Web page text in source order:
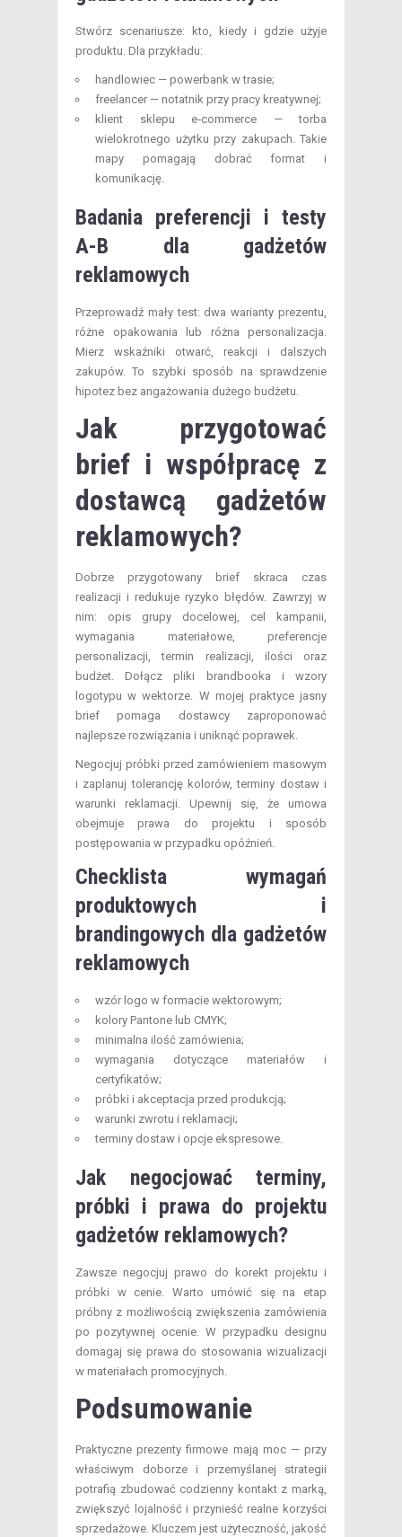
Stwórz scenariusze: kto, kiedy i gdzie użyje
produktu. Dla przykładu:
handlowiec — powerbank w trasie;
freelancer — notatnik przy pracy kreatywnej;
klient sklepu e‑commerce — torba
wielokrotnego użytku przy zakupach. Takie
mapy pomagają dobrać format i
komunikację.
Badania preferencji i testy
A-B dla gadżetów
reklamowych
Przeprowadź mały test: dwa warianty prezentu,
różne opakowania lub różna personalizacja.
Mierz wskaźniki otwarć, reakcji i dalszych
zakupów. To szybki sposób na sprawdzenie
hipotez bez angażowania dużego budżetu.
Jak przygotować
brief i współpracę z
dostawcą gadżetów
reklamowych?
Dobrze przygotowany brief skraca czas
realizacji i redukuje ryzyko błędów. Zawrzyj w
nim: opis grupy docelowej, cel kampanii,
wymagania materiałowe, preferencje
personalizacji, termin realizacji, ilości oraz
budżet. Dołącz pliki brandbooka i wzory
logotypu w wektorze. W mojej praktyce jasny
brief pomaga dostawcy zaproponować
najlepsze rozwiązania i uniknąć poprawek.
Negocjuj próbki przed zamówieniem masowym
i zaplanuj tolerancję kolorów, terminy dostaw i
warunki reklamacji. Upewnij się, że umowa
obejmuje prawa do projektu i sposób
postępowania w przypadku opóźnień.
Checklista wymagań
produktowych i
brandingowych dla gadżetów
reklamowych
wzór logo w formacie wektorowym;
kolory Pantone lub CMYK;
minimalna ilość zamówienia;
wymagania dotyczące materiałów i
certyfikatów;
próbki i akceptacja przed produkcją;
warunki zwrotu i reklamacji;
terminy dostaw i opcje ekspresowe.
Jak negocjować terminy,
próbki i prawa do projektu
gadżetów reklamowych?
Zawsze negocjuj prawo do korekt projektu i
próbki w cenie. Warto umówić się na etap
próbny z możliwością zwiększenia zamówienia
po pozytywnej ocenie. W przypadku designu
domagaj się prawa do stosowania wizualizacji
w materiałach promocyjnych.
Podsumowanie
Praktyczne prezenty firmowe mają moc — przy
właściwym doborze i przemyślanej strategii
potrafią zbudować codzienny kontakt z marką,
zwiększyć lojalność i przynieść realne korzyści
sprzedażowe. Kluczem jest użyteczność, jakość